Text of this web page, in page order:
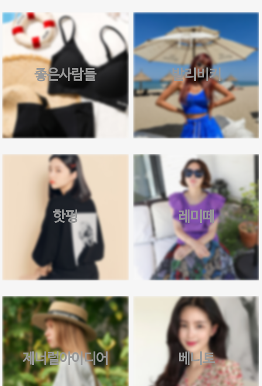
좋은사람들 발리비키
핫핑 레미떼
제너럴아이디어 베니토